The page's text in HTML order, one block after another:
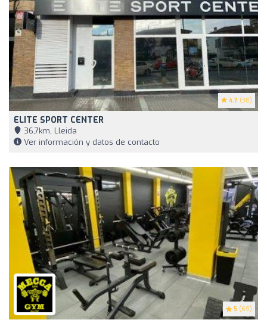
4.7 (38)
ELITE SPORT CENTER
36,7km, Lleida
Ver información y datos de contacto
5 (69)